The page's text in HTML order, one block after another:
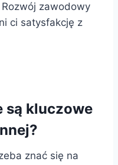
zawodowy
ci satysfakcję z
są kluczowe
znać się na